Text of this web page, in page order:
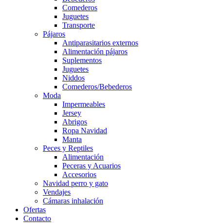
Comederos
Juguetes
Transporte
Pájaros
Antiparasitarios externos
Alimentación pájaros
Suplementos
Juguetes
Niddos
Comederos/Bebederos
Moda
Impermeables
Jersey
Abrigos
Ropa Navidad
Manta
Peces y Reptiles
Alimentación
Peceras y Acuarios
Accesorios
Navidad perro y gato
Vendajes
Cámaras inhalación
Ofertas
Contacto